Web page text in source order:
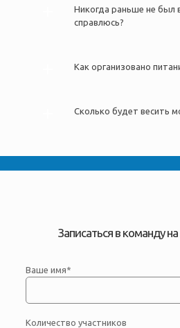
Никогда раньше не был
справлюсь?
Как организовано
Сколько будет весить
Записаться в команду
Ваше имя*
Количество участников